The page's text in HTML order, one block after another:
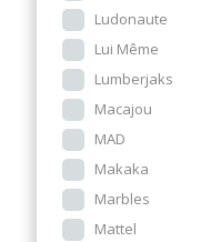
Ludonaute
Lui Même
Lumberjaks
Macajou
MAD
Makaka
Marbles
Mattel